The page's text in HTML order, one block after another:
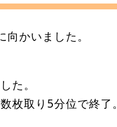
かいました。
た。
枚取り5分位で終了。